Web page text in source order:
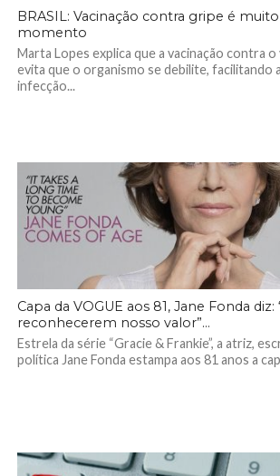
BRASIL: Vacinação contra gripe é
momento
Marta Lopes explica que a vacinação contra
evita que o organismo se debilite, facilitando
infecção...
Capa da VOGUE aos 81, Jane Fonda diz:
reconhecerem nosso valor”…
Estrela da série “Gracie & Frankie”, a atriz,
política Jane Fonda estampa aos 81 anos a